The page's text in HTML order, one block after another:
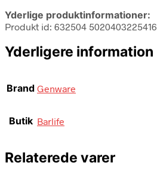
Yderlige produktinformationer:
Produkt id: 632504 5020403225416
Yderligere information
Brand Genware
Butik Barlife
Relaterede varer